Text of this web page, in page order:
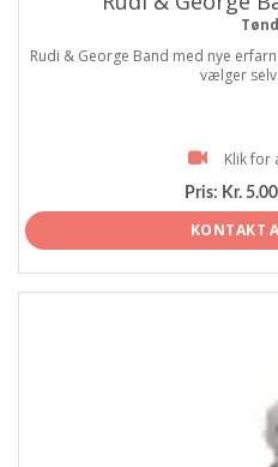
Rudi & George Band med nye
vælger
Klik for
Pris: Kr.
KONTAKT